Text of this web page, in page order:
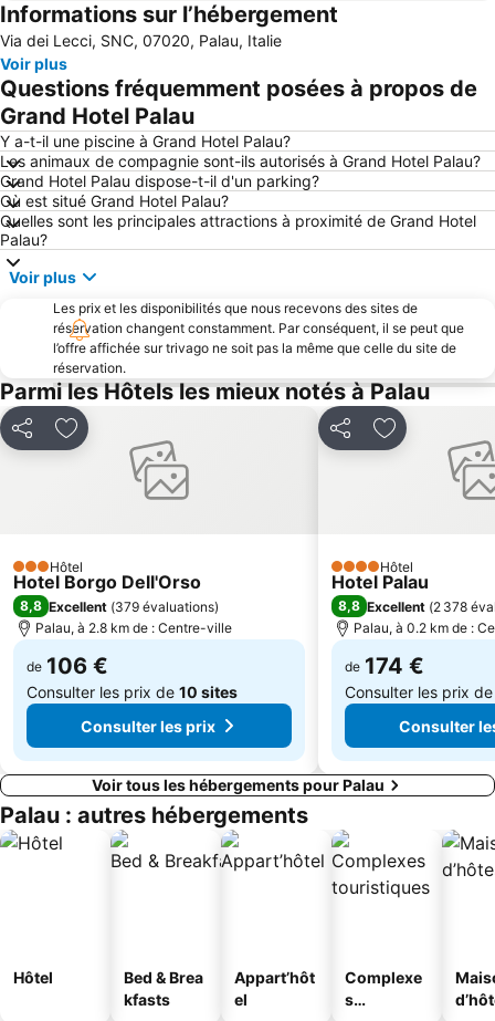
Capriccioli Beach
Isola di Santa Maria
Parc National de l'Archipel de La Maddalena
Porto Pollo
Marina di Porto Cervo
Santa Teresa di Gallura
Cala di Volpe
Cala Lunga
Golf de Sperone
Gare d'Olbia
La Marine
Aquadream
Spiaggia del Principe
Porto di Golfo Aranci
Caprera: Due Mari
Cala Spalmatore
Valle dell´Erica
Santa Teresa di Gallura
Gare Maritime
Strada panoramica di Costa Smeralda
Abbiadori
Rena Bianca
Promenade di Spiaggia di Golfo Aranci
Corso Umberto I
Le Lion de Roccapina
Porto Pozzo
Marina di Porto Rotondo
Spaggia di Marina
Spiaggia Vignola
Baia Corallina Beach
Punta Molara
Informations sur l’hébergement
Via dei Lecci, SNC, 07020, Palau, Italie
Voir plus
Questions fréquemment posées à propos de
Grand Hotel Palau
Y a-t-il une piscine à Grand Hotel Palau?
Les animaux de compagnie sont-ils autorisés à Grand Hotel Palau?
Grand Hotel Palau dispose-t-il d'un parking?
Où est situé Grand Hotel Palau?
Quelles sont les principales attractions à proximité de Grand Hotel
Palau?
Voir plus
Les prix et les disponibilités que nous recevons des sites de
réservation changent constamment. Par conséquent, il se peut que
l’offre affichée sur trivago ne soit pas la même que celle du site de
réservation.
Parmi les Hôtels les mieux notés à Palau
PartagerAjouter à mes favoris
3 Étoiles
Hôtel
Hotel Borgo Dell'Orso
8,8 Excellent (379 évaluations)
Palau, à 2.8 km de : Centre-ville
de 106 €
Consulter les prix de 10 sites
Consulter les prix
PartagerAjouter à
4 ÉtoilesHôtel
Hotel Palau
8,8 Excellent (2 378
Palau, à 0.2 km de :
de 174 €
Consulter les prix
Consulter
Voir tous les hébergements pour Palau
Palau : autres hébergements
Hôtel
Bed & Brea
kfasts
Appart’hôt
el
Complexe
s